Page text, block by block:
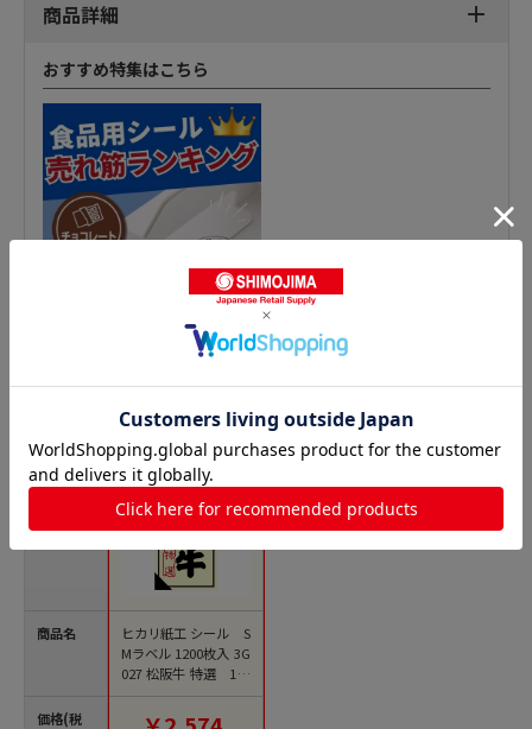
商品詳細
おすすめ特集はこちら
精肉シールの人気商品との比較
商品名
価格(税
ヒカリ紙工 シール S
Mラベル 1200枚入 3G
027 松阪牛 特選 1袋
（ご注文単位1袋）